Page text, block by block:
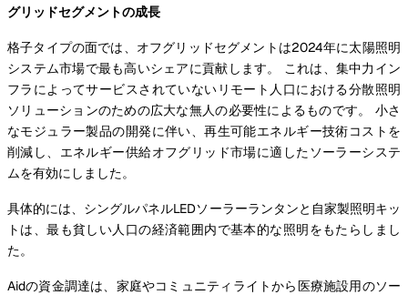
グリッドセグメントの成長
格子タイプの面では、オフグリッドセグメントは2024年に太陽照明
システム市場で最も高いシェアに貢献します。 これは、集中力イン
フラによってサービスされていないリモート人口における分散照明
ソリューションのための広大な無人の必要性によるものです。 小さ
なモジュラー製品の開発に伴い、再生可能エネルギー技術コストを
削減し、エネルギー供給オフグリッド市場に適したソーラーシステ
ムを有効にしました。
具体的には、シングルパネルLEDソーラーランタンと自家製照明キッ
トは、最も貧しい人口の経済範囲内で基本的な照明をもたらしまし
た。
Aidの資金調達は、家庭やコミュニティライトから医療施設用のソー